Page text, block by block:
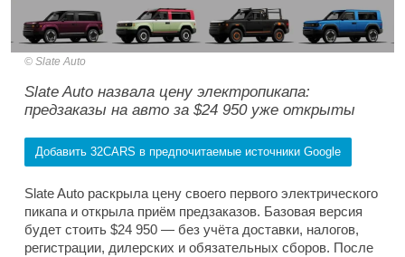
Slate Auto
Slate Auto назвала цену электропикапа:
предзаказы на авто за $24 950 уже открыты
Добавить 32CARS в предпочитаемые источники Google
Slate Auto раскрыла цену своего первого электрического
пикапа и открыла приём предзаказов. Базовая версия
будет стоить $24 950 — без учёта доставки, налогов,
регистрации, дилерских и обязательных сборов. После